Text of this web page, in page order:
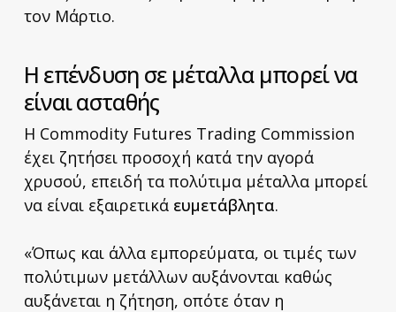
τον Μάρτιο.
Η επένδυση σε μέταλλα μπορεί να
είναι ασταθής
Η Commodity Futures Trading Commission
έχει ζητήσει προσοχή κατά την αγορά
χρυσού, επειδή τα πολύτιμα μέταλλα μπορεί
να είναι εξαιρετικά ευμετάβλητα.
«Όπως και άλλα εμπορεύματα, οι τιμές των
πολύτιμων μετάλλων αυξάνονται καθώς
αυξάνεται η ζήτηση, οπότε όταν η